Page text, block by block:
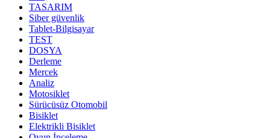
TASARIM
Siber güvenlik
Tablet-Bilgisayar
TEST
DOSYA
Derleme
Mercek
Analiz
Motosiklet
Sürücüsüz Otomobil
Bisiklet
Elektrikli Bisiklet